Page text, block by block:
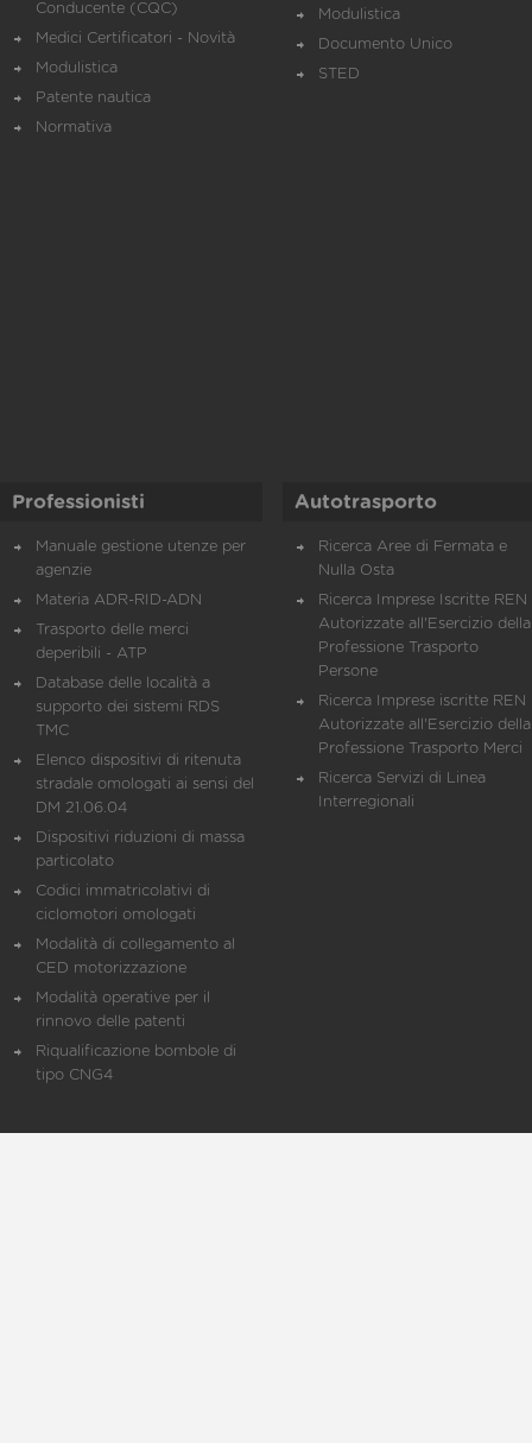
Conducente (CQC)
Medici Certificatori - Novità
Modulistica
Patente nautica
Normativa
Modulistica
Documento Unico
STED
Professionisti
Manuale gestione utenze per
agenzie
Materia ADR-RID-ADN
Trasporto delle merci
deperibili - ATP
Database delle località a
supporto dei sistemi RDS
TMC
Elenco dispositivi di ritenuta
stradale omologati ai sensi del
DM 21.06.04
Dispositivi riduzioni di massa
particolato
Codici immatricolativi di
ciclomotori omologati
Modalità di collegamento al
CED motorizzazione
Modalità operative per il
rinnovo delle patenti
Riqualificazione bombole di
tipo CNG4
Autotrasporto
Ricerca Aree di Fermata e
Nulla Osta
Ricerca Imprese Iscritte REN
Autorizzate all'Esercizio della
Professione Trasporto
Persone
Ricerca Imprese iscritte REN
Autorizzate all'Esercizio della
Professione Trasporto Merci
Ricerca Servizi di Linea
Interregionali